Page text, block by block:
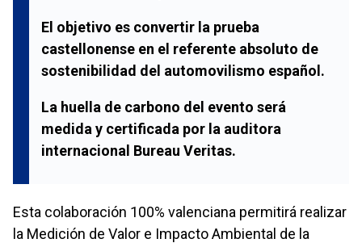
El objetivo es convertir la prueba
castellonense en el referente absoluto de
sostenibilidad del automovilismo español.
La huella de carbono del evento será
medida y certificada por la auditora
internacional Bureau Veritas.
Esta colaboración 100% valenciana permitirá realizar
la Medición de Valor e Impacto Ambiental de la